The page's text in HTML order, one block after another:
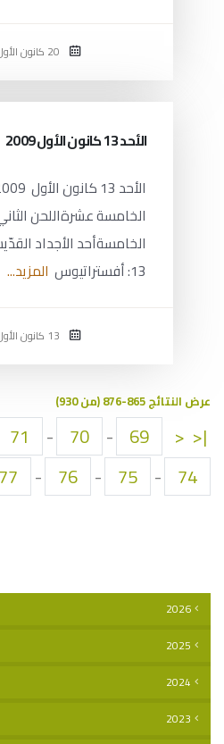
الأحد 13 كانون الأول 2009
الخامسة عشرةاللحن الثاني
الخامسةأحد الأجداد
13: أفستراتيوس
المزيد...
عرض النتائج 865-876 (من 930)
|<
<
69
-
70
-
71
74
-
75
-
76
-
77
2026
2025
2024
2023